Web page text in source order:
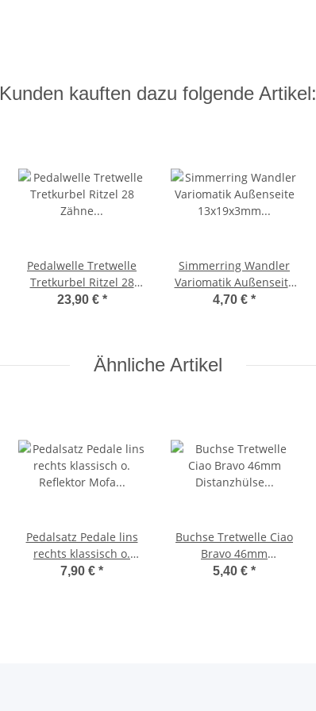
Kunden kauften dazu folgende Artikel:
Pedalwelle Tretwelle
Tretkurbel Ritzel 28
Zähne Ciao / Ciao PX -23,90 € *
Simmerring Wandler
Variomatik Außenseite
13x19x3mm
4,70 € *
Ähnliche Artikel
Pedalsatz Pedale lins
rechts klassisch o.
Reflektor Mofa Moped
7,90 € *
Buchse Tretwelle Ciao
Bravo 46mm
Distanzhülse
5,40 € *